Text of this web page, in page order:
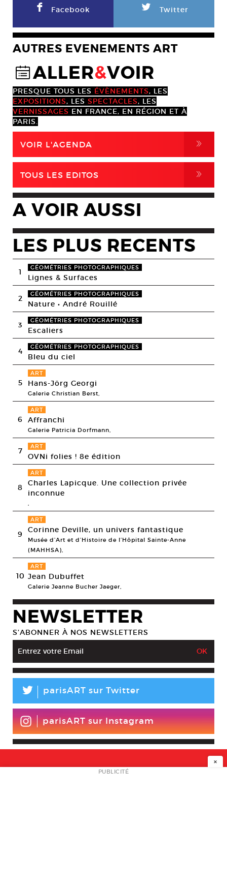
F Facebook L Twitter
AUTRES EVENEMENTS ART
@ALLER&VOIR
PRESQUE TOUS LES ÉVÈNEMENTS, LES
EXPOSITIONS, LES SPECTACLES, LES
VERNISSAGES EN FRANCE, EN RÉGION ET À
PARIS.
VOIR L'AGENDA ,
TOUS LES EDITOS ,
A VOIR AUSSI
LES PLUS RECENTS
1 GÉOMÉTRIES PHOTOGRAPHIQUES
Lignes & Surfaces
2 GÉOMÉTRIES PHOTOGRAPHIQUES
Nature • André Rouillé
3 GÉOMÉTRIES PHOTOGRAPHIQUES
Escaliers
4 GÉOMÉTRIES PHOTOGRAPHIQUES
Bleu du ciel
5
ART
Hans-Jörg Georgi
Galerie Christian Berst,
6
ART
Affranchi
Galerie Patricia Dorfmann,
7 ART
OVNi folies ! 8e édition
8
ART
Charles Lapicque. Une collection privée
inconnue
,
9
ART
Corinne Deville, un univers fantastique
Musée d’Art et d’Histoire de l’Hôpital Sainte-Anne
(MAHHSA),
10
ART
Jean Dubuffet
Galerie Jeanne Bucher Jaeger,
NEWSLETTER
S’ABONNER À NOS NEWSLETTERS
L parisART sur Twitter
parisART sur Instagram
NEWSLETTER
×
PUBLICITÉ